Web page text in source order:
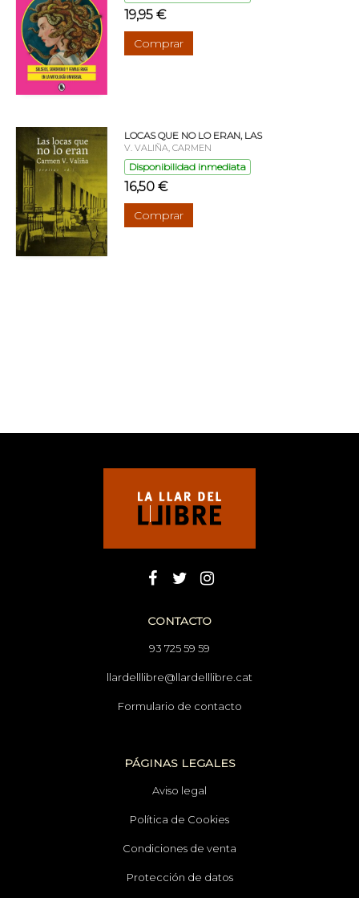
19,95 €
Comprar
LOCAS QUE NO LO ERAN, LAS
V. VALIÑA, CARMEN
Disponibilidad inmediata
16,50 €
Comprar
CONTACTO
93 725 59 59
llardelllibre@llardelllibre.cat
Formulario de contacto
PÁGINAS LEGALES
Aviso legal
Política de Cookies
Condiciones de venta
Protección de datos